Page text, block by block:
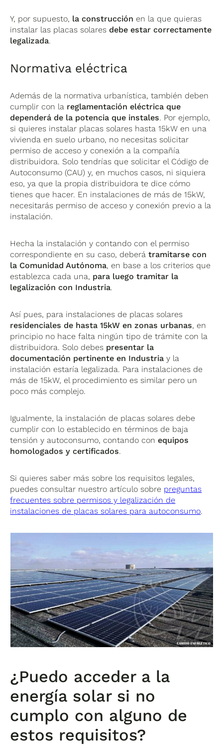
Y, por supuesto, la construcción en la que quieras
instalar las placas solares debe estar correctamente
legalizada.
Normativa eléctrica
Además de la normativa urbanística, también deben
cumplir con la reglamentación eléctrica que
dependerá de la potencia que instales. Por ejemplo,
si quieres instalar placas solares hasta 15kW en una
vivienda en suelo urbano, no necesitas solicitar
permiso de acceso y conexión a la compañía
distribuidora. Solo tendrías que solicitar el Código de
Autoconsumo (CAU) y, en muchos casos, ni siquiera
eso, ya que la propia distribuidora te dice cómo
tienes que hacer. En instalaciones de más de 15kW,
necesitarás permiso de acceso y conexión previo a la
instalación.
Hecha la instalación y contando con el permiso
correspondiente en su caso, deberátramitarse con
la Comunidad Autónoma, en base a los criterios que
establezca cada una, para luego tramitar la
legalización con Industria.
Así pues, para instalaciones de placas solares
residenciales de hasta 15kW en zonas urbanas, en
principio no hace falta ningún tipo de trámite con la
distribuidora. Solo debes presentar la
documentación pertinente en Industria y la
instalación estaría legalizada. Para instalaciones de
más de 15kW, el procedimiento es similar pero un
poco más complejo.
Igualmente, la instalación de placas solares debe
cumplir con lo establecido en términos de baja
tensión y autoconsumo, contando conequipos
homologados y certificados.
Si quieres saber más sobre los requisitos legales,
puedes consultar nuestro artículo sobre preguntas
frecuentes sobre permisos y legalización de
instalaciones de placas solares para autoconsumo.
¿Puedo acceder a la
energía solar si no
cumplo con alguno de
estos requisitos?